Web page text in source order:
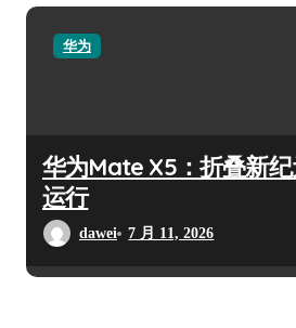
华为
华为Mate X5：折叠新
运行
dawei 7 月 11, 2026